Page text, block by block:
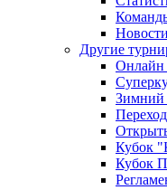
Новости
Другие
Онлайн
Кубок
Кубок